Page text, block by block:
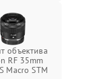
объектива
RF 35mm
Macro STM